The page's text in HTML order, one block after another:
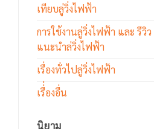
เทียบลู่วิ่งไฟฟ้า
การใช้งานลู่วิ่งไฟฟ้า และ รีวิว
แนะนำล่วิ่งไฟฟ้า
เรื่องทั่วไปลู่วิ่งไฟฟ้า
เรื่่องอื่น
นิยาม